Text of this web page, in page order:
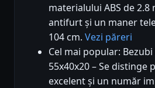
materialului ABS de
antifurt și un maner
104 cm. Vezi păreri
Cel mai popular: Bezubi
55x40x20 – Se
excelent și un număr